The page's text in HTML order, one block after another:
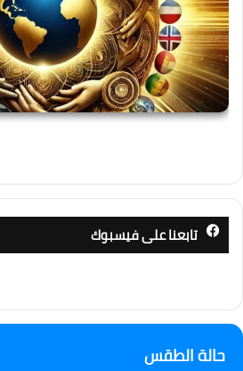
تابعنا على فيسبوك
حالة الطقس